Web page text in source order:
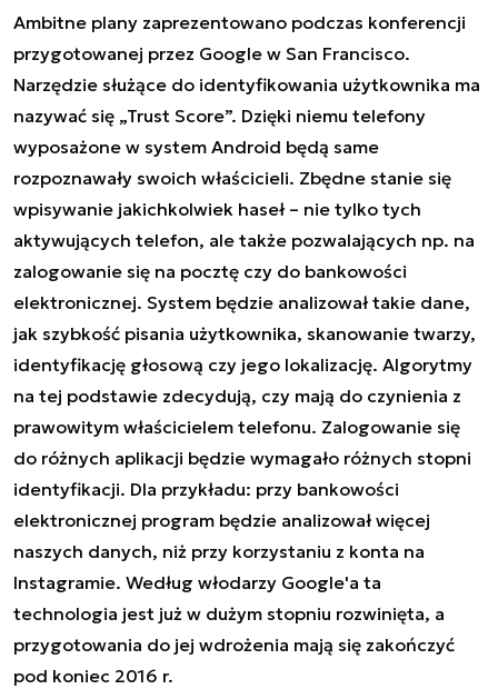
Ambitne plany zaprezentowano podczas konferencji
przygotowanej przez Google w San Francisco.
Narzędzie służące do identyfikowania użytkownika ma
nazywać się „Trust Score”. Dzięki niemu telefony
wyposażone w system Android będą same
rozpoznawały swoich właścicieli. Zbędne stanie się
wpisywanie jakichkolwiek haseł – nie tylko tych
aktywujących telefon, ale także pozwalających np. na
zalogowanie się na pocztę czy do bankowości
elektronicznej. System będzie analizował takie dane,
jak szybkość pisania użytkownika, skanowanie twarzy,
identyfikację głosową czy jego lokalizację. Algorytmy
na tej podstawie zdecydują, czy mają do czynienia z
prawowitym właścicielem telefonu. Zalogowanie się
do różnych aplikacji będzie wymagało różnych stopni
identyfikacji. Dla przykładu: przy bankowości
elektronicznej program będzie analizował więcej
naszych danych, niż przy korzystaniu z konta na
Instagramie. Według włodarzy Google'a ta
technologia jest już w dużym stopniu rozwinięta, a
przygotowania do jej wdrożenia mają się zakończyć
pod koniec 2016 r.